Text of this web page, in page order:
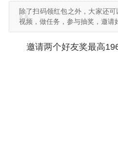
除了扫码领红包之外，大家还
视频，做任务，参与抽奖，邀请
邀请两个好友奖最高